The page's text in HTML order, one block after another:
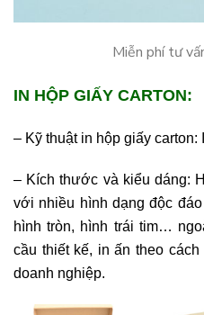
Miễn phí tư
IN HỘP GIẤY CARTON:
– Kỹ thuật in hộp giấy carton:
– Kích thước và kiểu dáng:
với nhiều hình dạng độc
hình tròn, hình trái tim…
cầu thiết kế, in ấn theo
doanh nghiệp.